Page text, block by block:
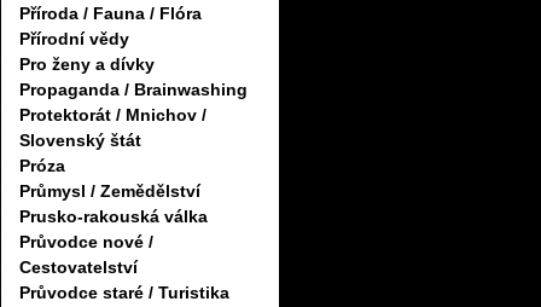
Příroda / Fauna / Flóra
Přírodní vědy
Pro ženy a dívky
Propaganda / Brainwashing
Protektorát / Mnichov /
Slovenský štát
Próza
Průmysl / Zemědělství
Prusko-rakouská válka
Průvodce nové /
Cestovatelství
Průvodce staré / Turistika